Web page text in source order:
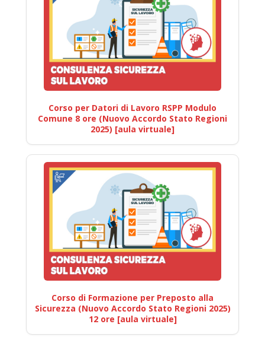
Corso per Datori di Lavoro RSPP Modulo
Comune 8 ore (Nuovo Accordo Stato Regioni
2025) [aula virtuale]
Corso di Formazione per Preposto alla
Sicurezza (Nuovo Accordo Stato Regioni 2025)
12 ore [aula virtuale]